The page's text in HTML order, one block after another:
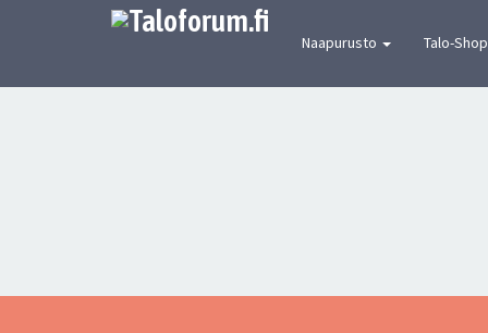
Naapurusto Talo-Shop
[urbaanin keskustelun mekka] Suomen